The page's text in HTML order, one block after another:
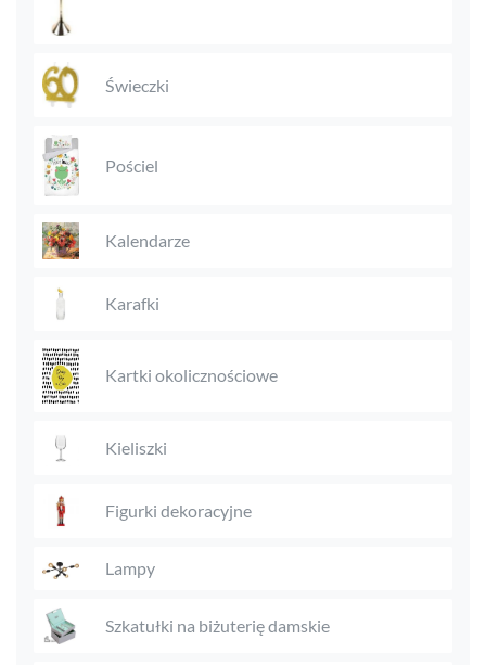
Świeczki
Pościel
Kalendarze
Karafki
Kartki okolicznościowe
Kieliszki
Figurki dekoracyjne
Lampy
Szkatułki na biżuterię damskie